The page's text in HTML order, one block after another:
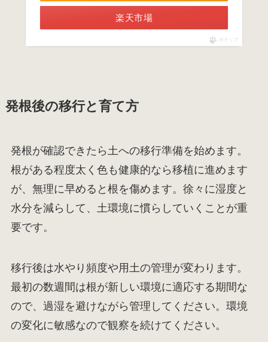
楽天市場
ポチップ
発根後の移行と育て方
発根が確認できたら土への移行準備を始めます。
根がある程度太く色も健康的なら移植に進めます
が、無理に早めると根を傷めます。徐々に湿度と
水分を減らして、土環境に慣らしていくことが重
要です。
移行後は水やり頻度や用土の管理が変わります。
最初の数週間は根が新しい環境に適応する期間な
ので、過湿を避けながら管理してください。環境
の変化に敏感なので観察を続けてください。